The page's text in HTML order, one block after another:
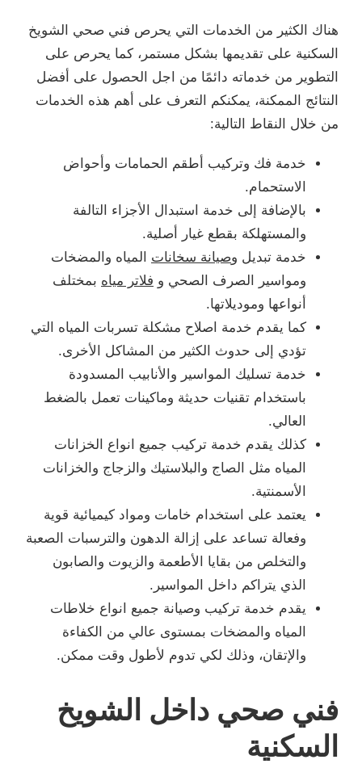
هناك الكثير من الخدمات التي يحرص فني صحي الشويخ
السكنية على تقديمها بشكل مستمر، كما يحرص على
التطوير من خدماته دائمًا من اجل الحصول على أفضل
النتائج الممكنة، يمكنكم التعرف على أهم هذه الخدمات
من خلال النقاط التالية:
خدمة فك وتركيب أطقم الحمامات وأحواض
الاستحمام.
بالإضافة إلى خدمة استبدال الأجزاء التالفة
والمستهلكة بقطع غيار أصلية.
خدمة تبديل وصيانة سخانات المياه والمضخات
ومواسير الصرف الصحي و فلاتر مياه بمختلف
أنواعها وموديلاتها.
كما يقدم خدمة اصلاح مشكلة تسربات المياه التي
تؤدي إلى حدوث الكثير من المشاكل الأخرى.
خدمة تسليك المواسير والأنابيب المسدودة
باستخدام تقنيات حديثة وماكينات تعمل بالضغط
العالي.
كذلك يقدم خدمة تركيب جميع انواع الخزانات
المياه مثل الصاج والبلاستيك والزجاج والخزانات
الأسمنتية.
يعتمد على استخدام خامات ومواد كيميائية قوية
وفعالة تساعد على إزالة الدهون والترسبات الصعبة
والتخلص من بقايا الأطعمة والزيوت والصابون
الذي يتراكم داخل المواسير.
يقدم خدمة تركيب وصيانة جميع انواع خلاطات
المياه والمضخات بمستوى عالي من الكفاءة
والإتقان، وذلك لكي تدوم لأطول وقت ممكن.
فني صحي داخل الشويخ
السكنية